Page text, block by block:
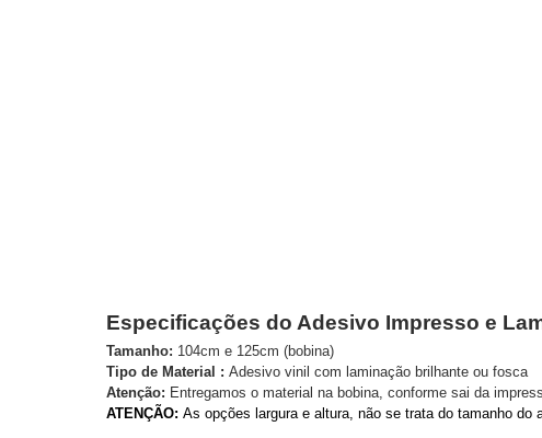
Especificações do Adesivo Impresso e
Tamanho: 104cm e 125cm (bobina)
Tipo de Material : Adesivo vinil com laminação brilhante ou fosca
Atenção: Entregamos o material na bobina, conforme sai da
ATENÇÃO: As opções largura e altura, não se trata do tamanho